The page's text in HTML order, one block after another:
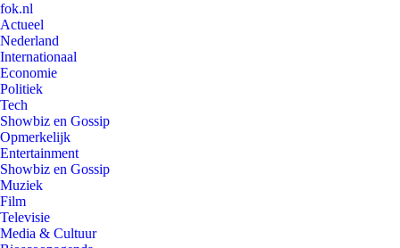
fok.nl
Actueel
Nederland
Internationaal
Economie
Politiek
Tech
Showbiz en Gossip
Opmerkelijk
Entertainment
Showbiz en Gossip
Muziek
Film
Televisie
Media & Cultuur